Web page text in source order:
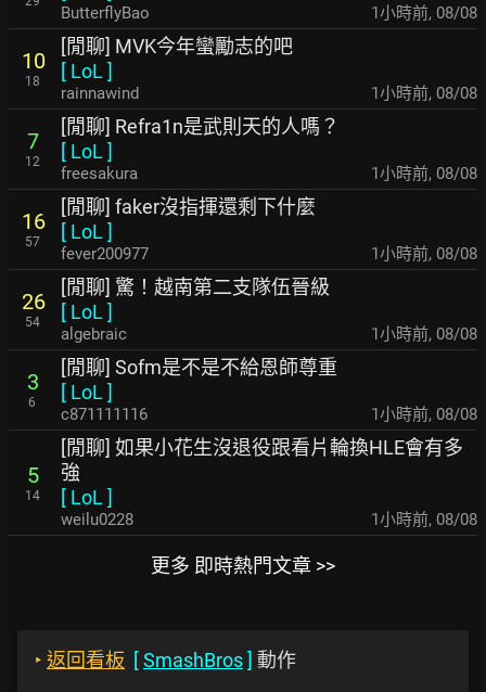
ButterflyBao 1小時前, 08/08
10
18
[閒聊] MVK今年蠻勵志的吧
[ LoL ]
rainnawind 1小時前, 08/08
7
12
[閒聊] Refra1n是武則天的人嗎？
[ LoL ]
freesakura 1小時前, 08/08
16
57
[閒聊] faker沒指揮還剩下什麼
[ LoL ]
fever200977 1小時前, 08/08
26
54
[閒聊] 驚！越南第二支隊伍晉級
[ LoL ]
algebraic 1小時前, 08/08
3
6
[閒聊] Sofm是不是不給恩師尊重
[ LoL ]
c871111116 1小時前, 08/08
5
14
[閒聊] 如果小花生沒退役跟看片輪換HLE會有多
強
[ LoL ]
weilu0228 1小時前, 08/08
更多 即時熱門文章 >>
‣ 返回看板 [SmashBros] 動作